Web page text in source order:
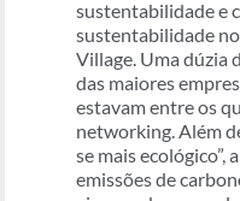
sustentabilidade e
sustentabilidade
Village. Uma dúzia
das maiores
estavam entre os
networking. Além
se mais ecológico”,
emissões de